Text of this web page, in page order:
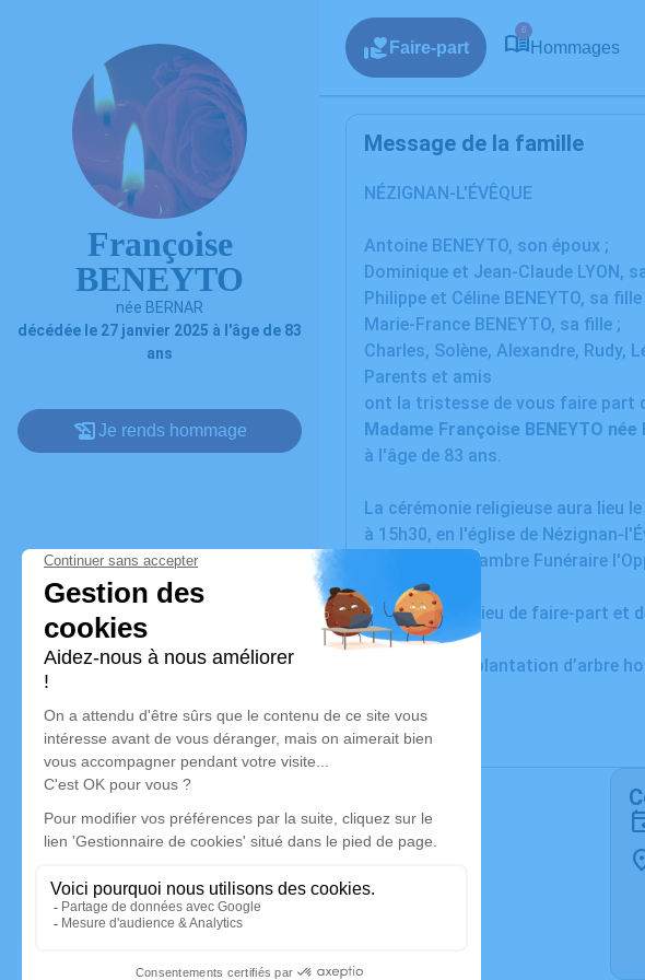
Françoise
BENEYTO
née BERNAR
décédée le 27 janvier 2025 à l'âge de 83
ans
Je rends hommage
Faire-part
6
Hommages
Message de la famille
NÉZIGNAN-L'ÉVÊQUE
Antoine BENEYTO, son époux ;
Dominique et Jean-Claude LYON,
Philippe et Céline BENEYTO, sa fille
Marie-France BENEYTO, sa fille ;
Charles, Solène, Alexandre,
Parents et amis
ont la tristesse de vous faire part
Madame Françoise BENEYTO née
à l'âge de 83 ans.
La cérémonie religieuse aura lieu
à 15h30, en l'église de Nézignan-
Visites à la Chambre Funéraire
Cet avis tient lieu de faire-part et
Un service de plantation d’arbre